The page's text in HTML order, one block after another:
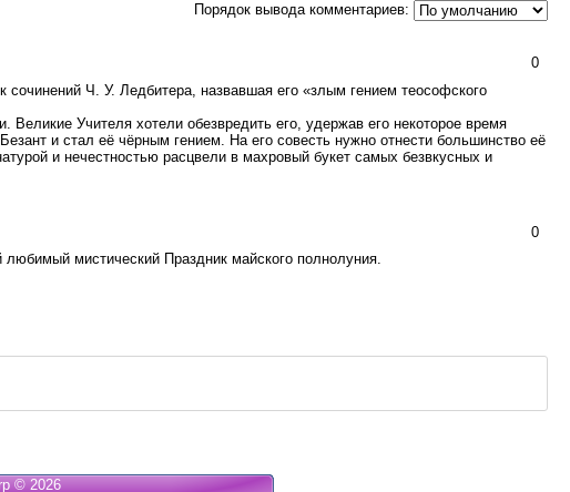
Порядок вывода комментариев:
0
Ч. У. Ледбитера, назвавшая его «злым гением теософского
Великие Учителя хотели обезвредить его, удержав его некоторое время
и стал её чёрным гением. На его совесть нужно отнести большинство её
и нечестностью расцвели в махровый букет самых безвкусных и
0
мистический Праздник майского полнолуния.
© 2026